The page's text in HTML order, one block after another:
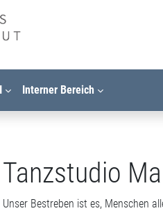
Interner Bereich
Tanzstudio
Unser Bestreben ist es, Menschen